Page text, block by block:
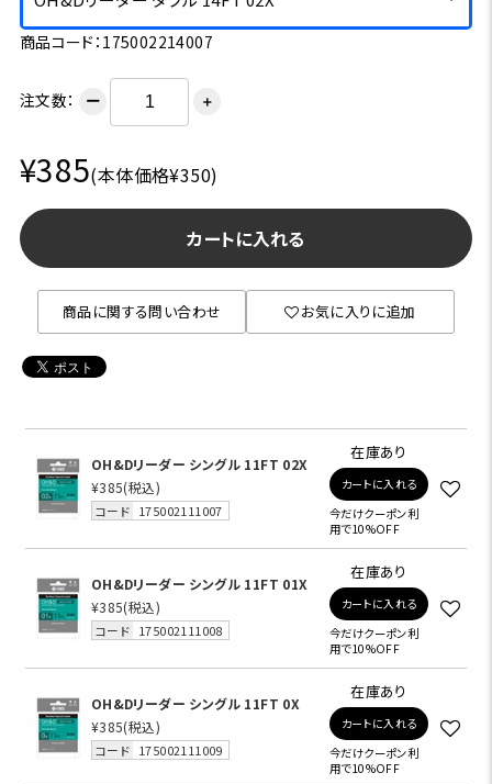
商品コード：175002214007
注文数： ー ＋
¥385(本体価格¥350)
カートに入れる
商品に関する問い合わせ お気に入りに追加
OH&Dリーダー シングル 11FT 02X
¥385(税込)
コード 175002111007
在庫あり
カートに入れる
今だけクーポン利
用で10%OFF
OH&Dリーダー シングル 11FT 01X
¥385(税込)
コード 175002111008
在庫あり
カートに入れる
今だけクーポン利
用で10%OFF
OH&Dリーダー シングル 11FT 0X
¥385(税込)
コード 175002111009
在庫あり
カートに入れる
今だけクーポン利
用で10%OFF